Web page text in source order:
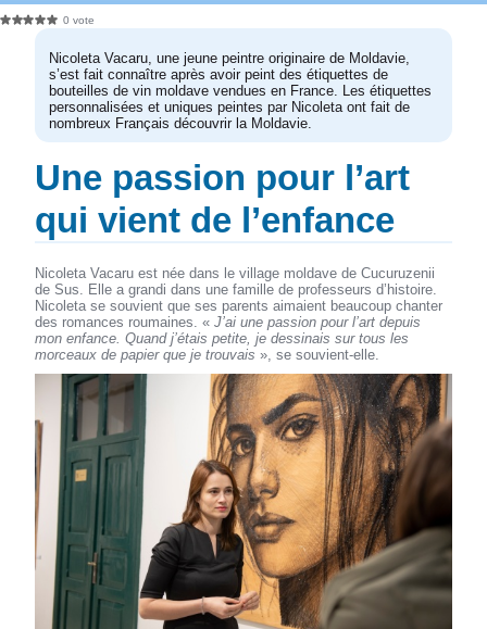
0 vote
Nicoleta Vacaru, une jeune peintre originaire de Moldavie,
s’est fait connaître après avoir peint des étiquettes de
bouteilles de vin moldave vendues en France. Les étiquettes
personnalisées et uniques peintes par Nicoleta ont fait de
nombreux Français découvrir la Moldavie.
Une passion pour l’art
qui vient de l’enfance
Nicoleta Vacaru est née dans le village moldave de Cucuruzenii
de Sus. Elle a grandi dans une famille de professeurs d’histoire.
Nicoleta se souvient que ses parents aimaient beaucoup chanter
des romances roumaines. «J’ai une passion pour l’art depuis
mon enfance. Quand j’étais petite, je dessinais sur tous les
morceaux de papier que je trouvais », se souvient-elle.